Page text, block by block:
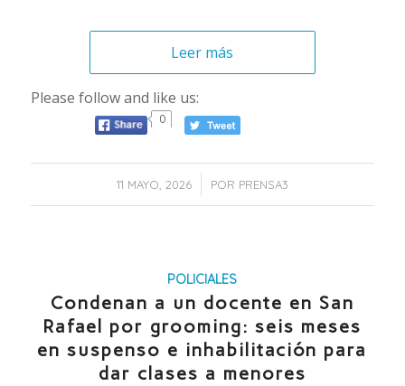
Leer más
Please follow and like us:
0
11 MAYO, 2026
/ POR PRENSA3
POLICIALES
Condenan a un docente en San
Rafael por grooming: seis meses
en suspenso e inhabilitación para
dar clases a menores